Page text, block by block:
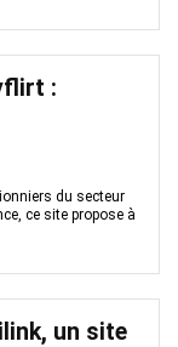
:
du secteur
ce site propose à
un site